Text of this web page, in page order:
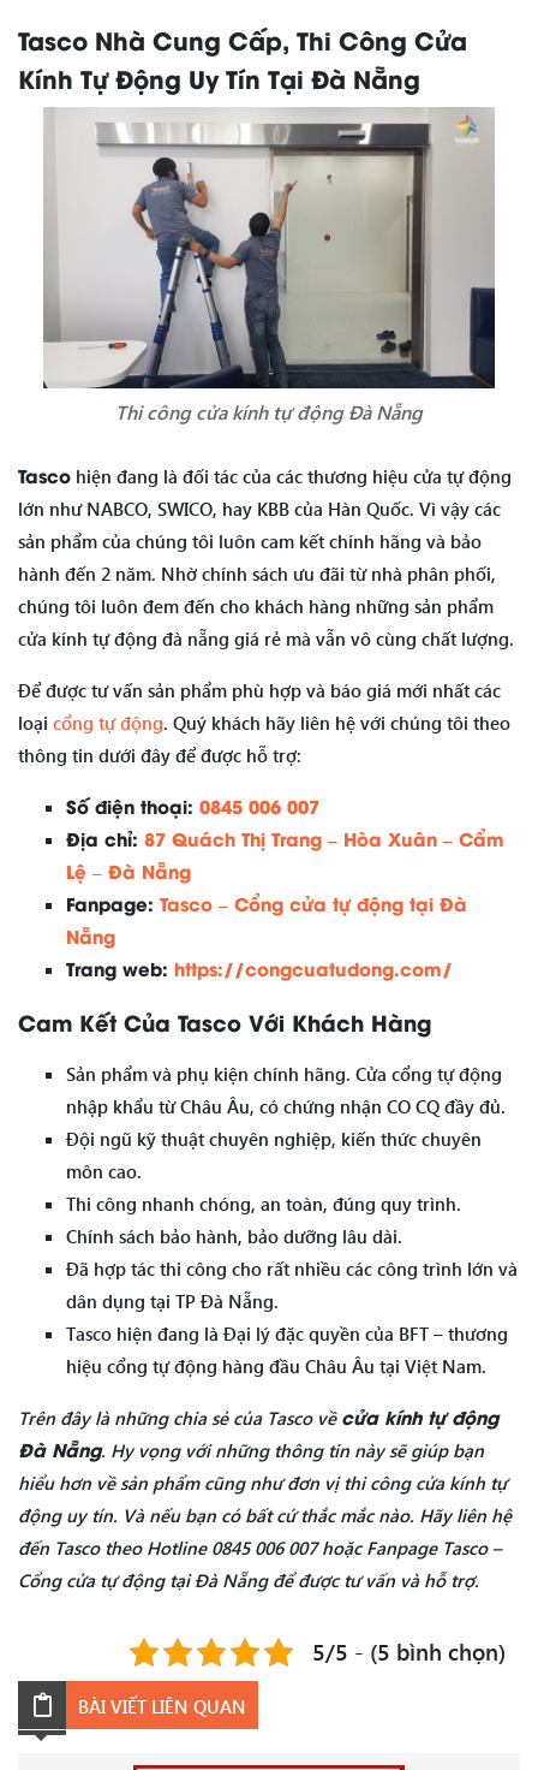
Tasco Nhà Cung Cấp, Thi Công Cửa
Kính Tự Động Uy Tín Tại Đà Nẵng
Thi công cửa kính tự động Đà Nẵng
Tasco hiện đang là đối tác của các thương hiệu cửa tự động
lớn như NABCO, SWICO, hay KBB của Hàn Quốc. Vì vậy các
sản phẩm của chúng tôi luôn cam kết chính hãng và bảo
hành đến 2 năm. Nhờ chính sách ưu đãi từ nhà phân phối,
chúng tôi luôn đem đến cho khách hàng những sản phẩm
cửa kính tự động đà nẵng giá rẻ mà vẫn vô cùng chất lượng.
Để được tư vấn sản phẩm phù hợp và báo giá mới nhất các
loại cổng tự động. Quý khách hãy liên hệ với chúng tôi theo
thông tin dưới đây để được hỗ trợ:
Số điện thoại: 0845 006 007
Địa chỉ: 87 Quách Thị Trang – Hòa Xuân – Cẩm
Lệ – Đà Nẵng
Fanpage: Tasco – Cổng cửa tự động tại Đà
Nẵng
Trang web: https://congcuatudong.com/
Cam Kết Của Tasco Với Khách Hàng
Sản phẩm và phụ kiện chính hãng. Cửa cổng tự động
nhập khẩu từ Châu Âu, có chứng nhận CO CQ đầy đủ.
Đội ngũ kỹ thuật chuyên nghiệp, kiến thức chuyên
môn cao.
Thi công nhanh chóng, an toàn, đúng quy trình.
Chính sách bảo hành, bảo dưỡng lâu dài.
Đã hợp tác thi công cho rất nhiều các công trình lớn và
dân dụng tại TP Đà Nẵng.
Tasco hiện đang là Đại lý đặc quyền của BFT – thương
hiệu cổng tự động hàng đầu Châu Âu tại Việt Nam.
Trên đây là những chia sẻ của Tasco về cửa kính tự động
Đà Nẵng. Hy vọng với những thông tin này sẽ giúp bạn
hiểu hơn về sản phẩm cũng như đơn vị thi công cửa kính tự
động uy tín. Và nếu bạn có bất cứ thắc mắc nào. Hãy liên hệ
đến Tasco theo Hotline 0845 006 007 hoặc Fanpage Tasco –
Cổng cửa tự động tại Đà Nẵng để được tư vấn và hỗ trợ.
5/5 - (5 bình chọn)
BÀI VIẾT LIÊN QUAN